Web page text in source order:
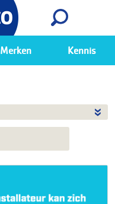
Bekijk
Merken Kennis